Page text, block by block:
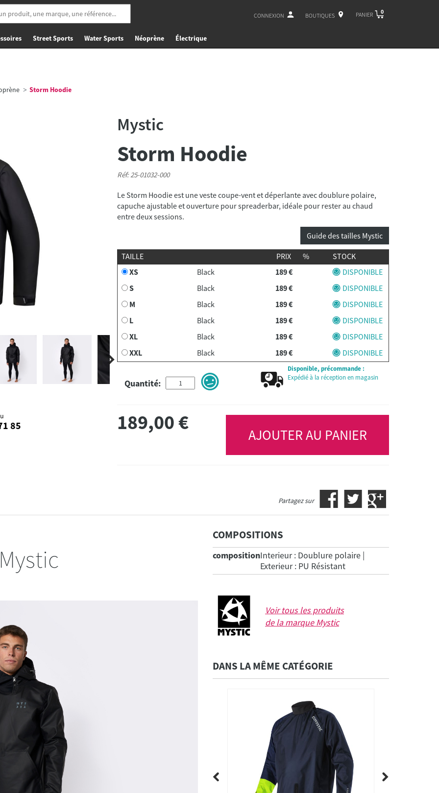
CONNEXION BOUTIQUES PANIER 0
Street Sports Water Sports Néoprène Électrique
Storm Hoodie
85
Mystic
Storm Hoodie
Réf: 25-01032-000
Le Storm Hoodie est une veste coupe-vent et déperlante avec doublure polaire,
capuche ajustable et ouverture pour spreaderbar, idéale pour rester au chaud
entre deux sessions.
Guide des tailles Mystic
TAILLE PRIX %
STOCK
XS
Black 189 €
DISPONIBLE
S
Black 189 €
DISPONIBLE
M
Black 189 €
DISPONIBLE
L
Black 189 €
DISPONIBLE
XL
Black 189 €
DISPONIBLE
XXL
Black 189 € DISPONIBLE
Quantité:
Disponible, précommande :
Expédié à la réception en magasin
189,00€
AJOUTER AU PANIER
Partagez sur
COMPOSITIONS
compositionInterieur : Doublure polaire |
Exterieur : PU Résistant
Voir tous les produits
de la marqueMystic
DANS LA MÊME CATÉGORIE